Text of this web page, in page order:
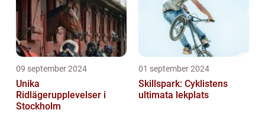
09 september 2024
Unika
Ridlägerupplevelser i
Stockholm
01 september 2024
Skillspark: Cyklistens
ultimata lekplats